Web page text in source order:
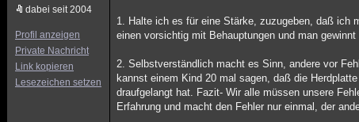
dabei seit 2004
Profil anzeigen
Private Nachricht
Link kopieren
Lesezeichen setzen
1. Halte ich es für eine Stärke, zuzugeben, daß ich
einen vorsichtig mit Behauptungen und man
2. Selbstverständlich macht es Sinn, andere vor
kannst einem Kind 20 mal sagen, daß die
draufgelangt hat. Fazit- Wir alle müssen unsere
Erfahrung und macht den Fehler nur einmal, der